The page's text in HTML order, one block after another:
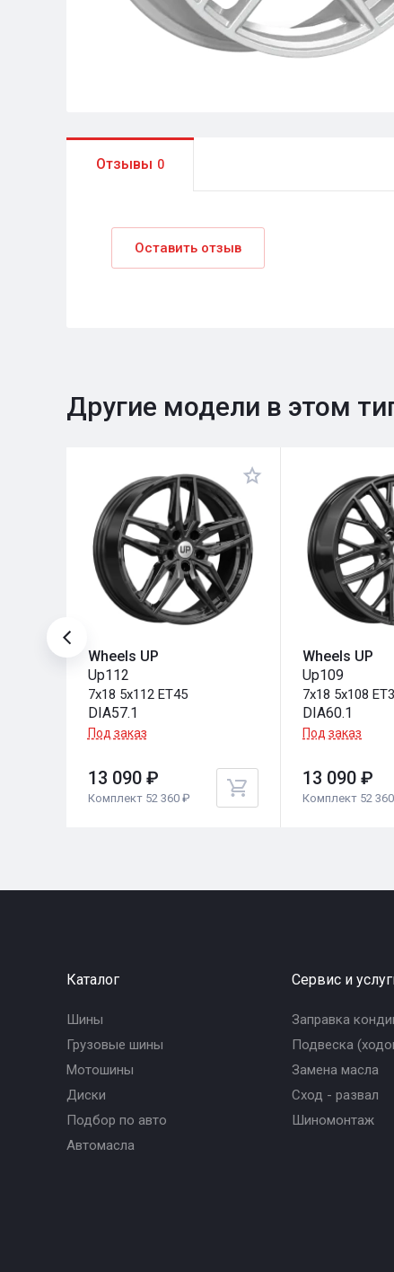
Отзывы 0
Оставить отзыв
Другие модели в этом
Wheels UP
Up112
7x18 5x112 ET45
DIA57.1
Под заказ
13 090 ₽
Комплект 52 360 ₽
Wheels UP
Up109
7x18 5x108
DIA60.1
Под заказ
13 090 ₽
Комплект 52
Каталог
Шины
Грузовые шины
Мотошины
Диски
Подбор по авто
Автомасла
Сервис и
Заправка
Подвеска
Замена масла
Сход - развал
Шиномонтаж